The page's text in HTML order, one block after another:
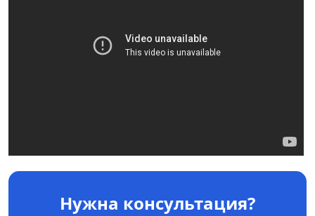
Нужна консультация?